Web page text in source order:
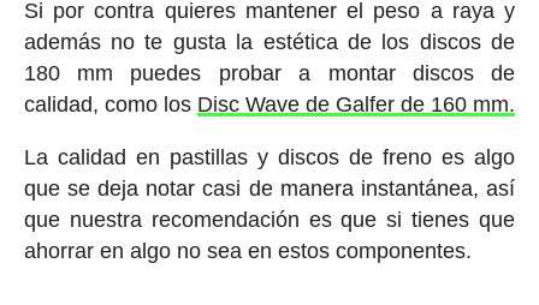
Si por contra quieres mantener el peso a raya y
además no te gusta la estética de los discos de
180 mm puedes probar a montar discos de
calidad, como los Disc Wave de Galfer de 160 mm.
La calidad en pastillas y discos de freno es algo
que se deja notar casi de manera instantánea, así
que nuestra recomendación es que si tienes que
ahorrar en algo no sea en estos componentes.